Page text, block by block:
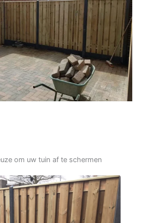
om uw tuin af te schermen